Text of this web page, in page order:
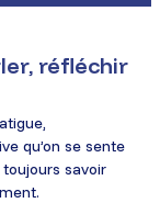
réfléchir
qu’on se sente
savoir